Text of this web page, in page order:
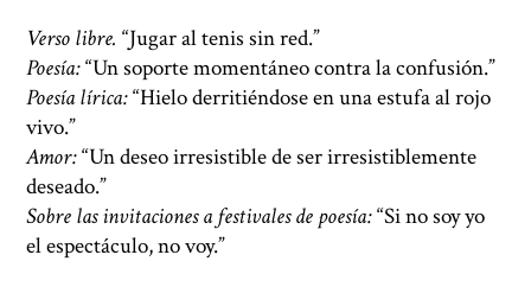
Verso libre.“Jugar al tenis sin red.”
Poesía:“Un soporte momentáneo contra la confusión.”
Poesía lírica:“Hielo derritiéndose en una estufa al rojo
vivo.”
Amor:“Un deseo irresistible de ser irresistiblemente
deseado.”
Sobre las invitaciones a festivales de poesía:“Si no soy yo
el espectáculo, no voy.”